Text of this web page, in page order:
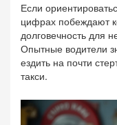
Если
цифрах побеждают
долговечность для
Опытные водители
ездить на почти
такси.